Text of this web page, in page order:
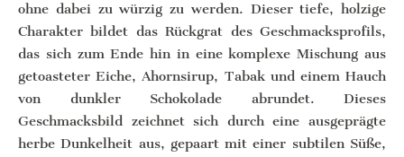
ohne dabei zu würzig zu werden. Dieser tiefe, holzige
Charakter bildet das Rückgrat des Geschmacksprofils,
das sich zum Ende hin in eine komplexe Mischung aus
getoasteter Eiche, Ahornsirup, Tabak und einem Hauch
von dunkler Schokolade abrundet. Dieses
Geschmacksbild zeichnet sich durch eine ausgeprägte
herbe Dunkelheit aus, gepaart mit einer subtilen Süße,